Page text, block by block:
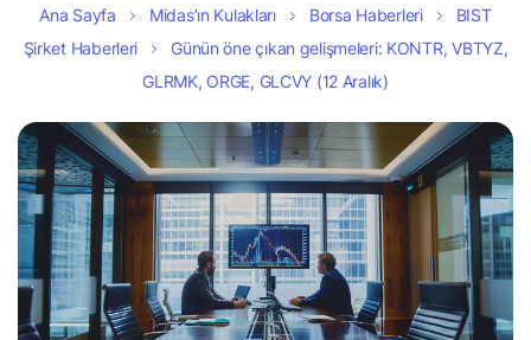
Ana Sayfa Midas’ın Kulakları Borsa Haberleri
BIST
Şirket Haberleri
Günün öne çıkan gelişmeleri: KONTR, VBTYZ,
GLRMK, ORGE, GLCVY (12 Aralık)